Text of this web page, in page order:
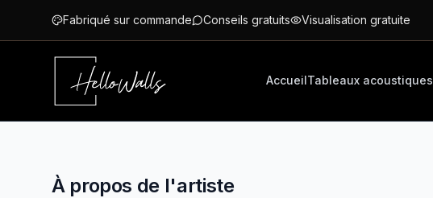
Fabriqué sur commande Conseils gratuits Visualisation gratuite
AccueilTableaux acoustiques
À propos de l'artiste